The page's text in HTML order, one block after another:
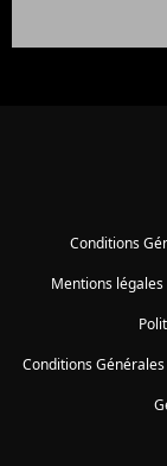
Conditions
Mentions légales
Conditions